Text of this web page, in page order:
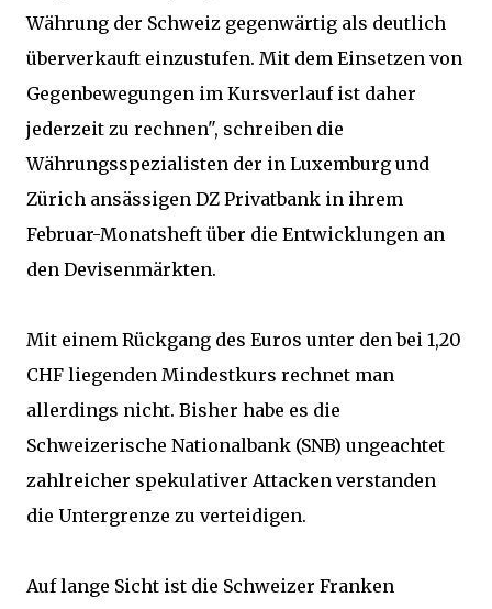
Währung der Schweiz gegenwärtig als deutlich
überverkauft einzustufen. Mit dem Einsetzen von
Gegenbewegungen im Kursverlauf ist daher
jederzeit zu rechnen", schreiben die
Währungsspezialisten der in Luxemburg und
Zürich ansässigen DZ Privatbank in ihrem
Februar-Monatsheft über die Entwicklungen an
den Devisenmärkten.
Mit einem Rückgang des Euros unter den bei 1,20
CHF liegenden Mindestkurs rechnet man
allerdings nicht. Bisher habe es die
Schweizerische Nationalbank (SNB) ungeachtet
zahlreicher spekulativer Attacken verstanden
die Untergrenze zu verteidigen.
Auf lange Sicht ist die Schweizer Franken